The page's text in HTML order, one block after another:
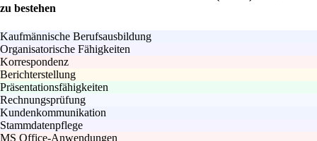
zu bestehen
Kaufmännische Berufsausbildung
Organisatorische Fähigkeiten
Korrespondenz
Berichterstellung
Präsentationsfähigkeiten
Rechnungsprüfung
Kundenkommunikation
Stammdatenpflege
MS Office-Anwendungen